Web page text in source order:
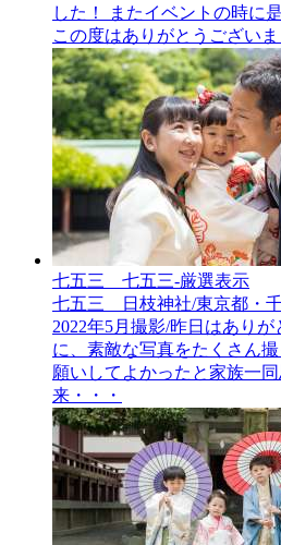
した！ またイベントの時に
この度はありがとうございま
七五三__七五三-厳選表示
七五三 日枝神社/東京都・
2022年5月撮影/昨日はあり
に、素敵な写真をたくさん
願いしてよかったと家族一
来・・・